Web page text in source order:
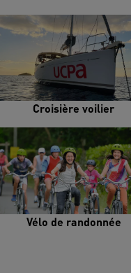
Croisière voilier
Vélo de randonnée